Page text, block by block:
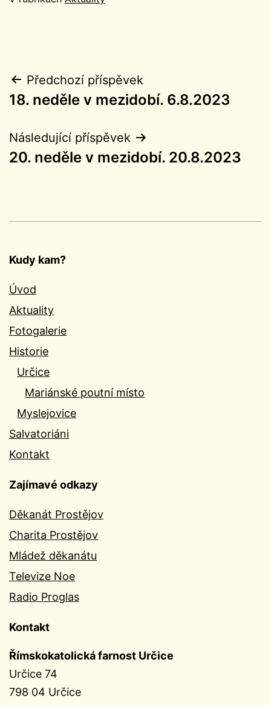
Navigace
pro
příspěvek
Předchozí příspěvek
18. neděle v mezidobí. 6.8.2023
Následující příspěvek
20. neděle v mezidobí. 20.8.2023
Kudy kam?
Úvod
Aktuality
Fotogalerie
Historie
Určice
Mariánské poutní místo
Myslejovice
Salvatoriáni
Kontakt
Zajímavé odkazy
Děkanát Prostějov
Charita Prostějov
Mládež děkanátu
Televize Noe
Radio Proglas
Kontakt
Římskokatolická farnost Určice
Určice 74
798 04 Určice